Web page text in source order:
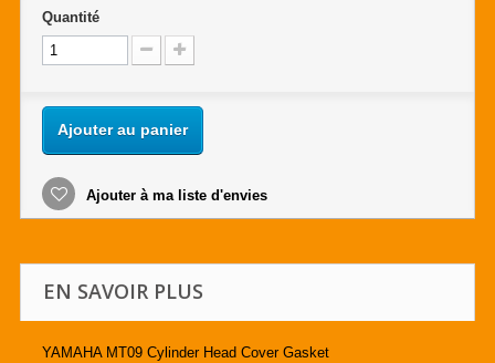
Quantité
Ajouter au panier
Ajouter à ma liste d'envies
EN SAVOIR PLUS
YAMAHA MT09 Cylinder Head Cover Gasket